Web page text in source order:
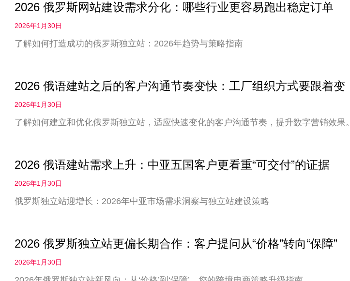
2026 俄罗斯网站建设需求分化：哪些行业更容易跑出稳定订单
2026年1月30日
了解如何打造成功的俄罗斯独立站：2026年趋势与策略指南
2026 俄语建站之后的客户沟通节奏变快：工厂组织方式要跟着变
2026年1月30日
了解如何建立和优化俄罗斯独立站，适应快速变化的客户沟通节奏，提升数字营销效果。
2026 俄语建站需求上升：中亚五国客户更看重“可交付”的证据
2026年1月30日
俄罗斯独立站迎增长：2026年中亚市场需求洞察与独立站建设策略
2026 俄罗斯独立站更偏长期合作：客户提问从“价格”转向“保障”
2026年1月30日